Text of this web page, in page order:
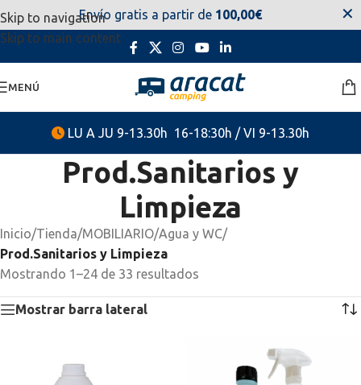
Skip to navigation
Skip to main content
estaremos disponibles. Disculpen las molestias.
MENÚ
LU A JU 9-13.30h 16-18:30h / VI 9-13.30h
Prod.Sanitarios y
Limpieza
Inicio/Tienda/MOBILIARIO/Agua y WC/
Prod.Sanitarios y Limpieza
Mostrando 1–24 de 33 resultados
Envío gratis a partir de 100,00€ ✕
Mostrar barra lateral